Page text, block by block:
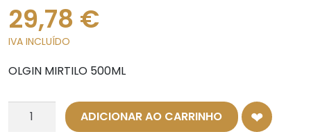
29,78 €
IVA INCLUÍDO
OLGIN MIRTILO 500ML
Quantidade ADICIONAR AO CARRINHO